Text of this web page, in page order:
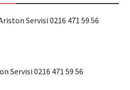
Servisi 0216 471 59 56
Servisi 0216 471 59 56